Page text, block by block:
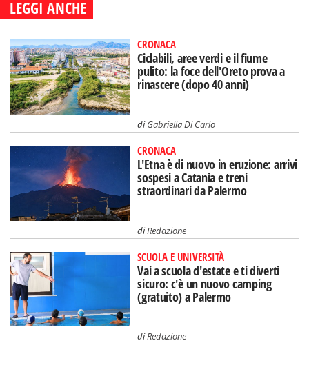
LEGGI ANCHE
CRONACA
Ciclabili, aree verdi e il fiume
pulito: la foce dell'Oreto prova a
rinascere (dopo 40 anni)
diGabriella Di Carlo
CRONACA
L'Etna è di nuovo in eruzione: arrivi
sospesi a Catania e treni
straordinari da Palermo
diRedazione
SCUOLA E UNIVERSITÀ
Vai a scuola d'estate e ti diverti
sicuro: c'è un nuovo camping
(gratuito) a Palermo
diRedazione